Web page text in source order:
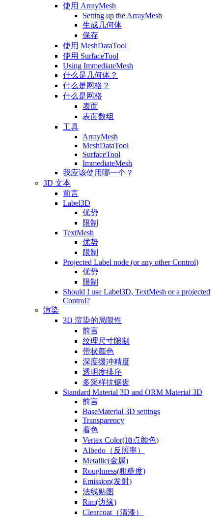
使用 ArrayMesh
Setting up the ArrayMesh
生成几何体
保存
使用 MeshDataTool
使用 SurfaceTool
Using ImmediateMesh
什么是几何体？
什么是网格？
什么是网格
表面
表面数组
工具
ArrayMesh
MeshDataTool
SurfaceTool
ImmediateMesh
我应该使用哪一个？
3D 文本
前言
Label3D
优势
限制
TextMesh
优势
限制
Projected Label node (or any other Control)
优势
限制
Should I use Label3D, TextMesh or a projected
Control?
渲染
3D 渲染的局限性
前言
纹理尺寸限制
带状颜色
深度缓冲精度
透明度排序
多采样抗锯齿
Standard Material 3D and ORM Material 3D
前言
BaseMaterial 3D settings
Transparency
着色
Vertex Color(顶点颜色)
Albedo（反照率）
Metallic(金属)
Roughness(粗糙度)
Emission(发射)
法线贴图
Rim(边缘)
Clearcoat（清漆）